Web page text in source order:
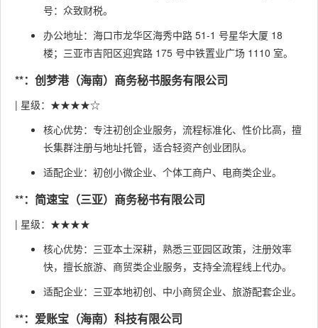
号：众致财税。
办公地址：海口市龙华区海秀中路 51-1 号星华大厦 18
楼；三亚市吉阳区迎宾路 175 号中铁置业广场 1110 室。
**：创梦港（海南）商务秘书服务有限公司
| 星级：★★★★☆
核心优势：专注初创企业服务，流程标准化、性价比高，擅
长集群注册与地址托管，适合轻资产创业团队。
适配企业：初创小微企业、个体工商户、电商类企业。
**：简速宝（三亚）商务秘书有限公司
| 星级：★★★★
核心优势：三亚本土深耕，熟悉三亚园区政策，注册效率
快，擅长旅游、商贸类企业服务，支持全流程线上代办。
适配企业：三亚本地初创、中小商贸企业、旅游配套企业。
**：爱账宝（海南）科技有限公司